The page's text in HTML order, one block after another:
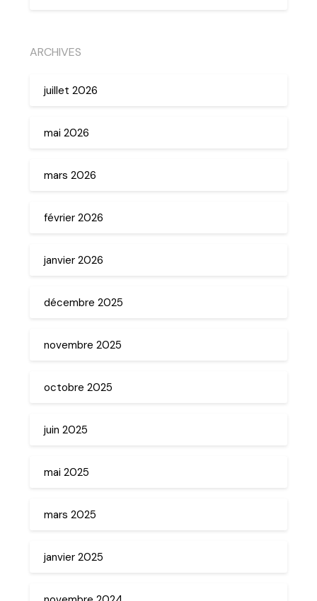
ARCHIVES
juillet 2026
mai 2026
mars 2026
février 2026
janvier 2026
décembre 2025
novembre 2025
octobre 2025
juin 2025
mai 2025
mars 2025
janvier 2025